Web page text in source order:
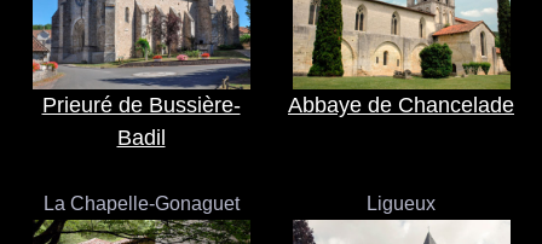
Prieuré de Bussière-
Badil
Abbaye de Chancelade
La Chapelle-Gonaguet Ligueux